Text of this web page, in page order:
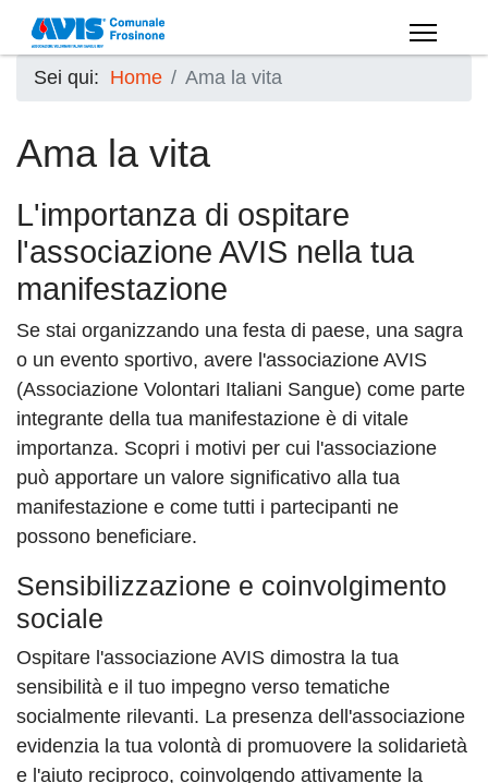
Sei qui: Home Ama la vita
Ama la vita
L'importanza di ospitare
l'associazione AVIS nella tua
manifestazione
Se stai organizzando una festa di paese, una sagra
o un evento sportivo, avere l'associazione AVIS
(Associazione Volontari Italiani Sangue) come parte
integrante della tua manifestazione è di vitale
importanza. Scopri i motivi per cui l'associazione
può apportare un valore significativo alla tua
manifestazione e come tutti i partecipanti ne
possono beneficiare.
Sensibilizzazione e coinvolgimento
sociale
Ospitare l'associazione AVIS dimostra la tua
sensibilità e il tuo impegno verso tematiche
socialmente rilevanti. La presenza dell'associazione
evidenzia la tua volontà di promuovere la solidarietà
e l'aiuto reciproco, coinvolgendo attivamente la